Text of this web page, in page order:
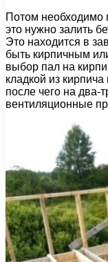
Потом необходимо
это нужно залить
Это находится в
быть кирпичным
выбор пал на
кладкой из
после чего на два-
вентиляционные